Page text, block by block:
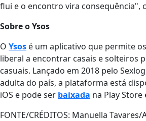
flui e o encontro vira consequência",
Sobre o Ysos
O Ysos é um aplicativo que permite
liberal a encontrar casais e solteiros
casuais. Lançado em 2018 pelo
adulta do país, a plataforma está
iOS e pode ser baixada na Play Store
FONTE/CRÉDITOS: Manuella Tavares/